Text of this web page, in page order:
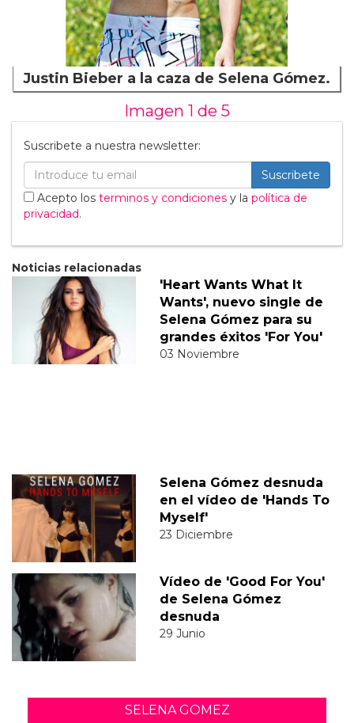
Justin Bieber a la caza de Selena Gómez.
Imagen 1 de 5
Suscribete a nuestra newsletter:
Suscribete
Acepto los terminos y condiciones y la política de
privacidad.
Noticias relacionadas
'Heart Wants What It
Wants', nuevo single de
Selena Gómez para su
grandes éxitos 'For You'
03 Noviembre
Selena Gómez desnuda
en el vídeo de 'Hands To
Myself'
23 Diciembre
Vídeo de 'Good For You'
de Selena Gómez
desnuda
29 Junio
SELENA GOMEZ